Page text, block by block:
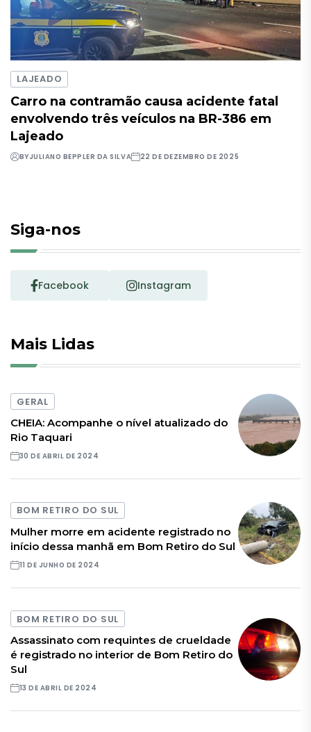
LAJEADO
Carro na contramão causa acidente fatal
envolvendo três veículos na BR-386 em
Lajeado
BYJULIANO BEPPLER DA SILVA 22 DE DEZEMBRO DE 2025
Siga-nos
Facebook Instagram
Mais Lidas
GERAL
CHEIA: Acompanhe o nível atualizado do
Rio Taquari
30 DE ABRIL DE 2024
BOM RETIRO DO SUL
Mulher morre em acidente registrado no
início dessa manhã em Bom Retiro do Sul
11 DE JUNHO DE 2024
BOM RETIRO DO SUL
Assassinato com requintes de crueldade
é registrado no interior de Bom Retiro do
Sul
13 DE ABRIL DE 2024